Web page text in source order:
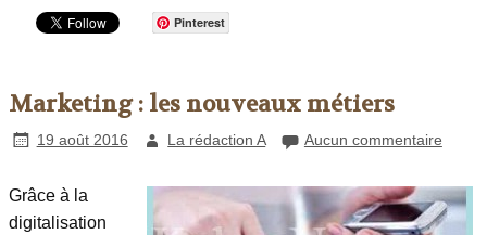
Pinterest
Marketing : les nouveaux métiers
19 août 2016 La rédaction A Aucun commentaire
Grâce à la
digitalisation